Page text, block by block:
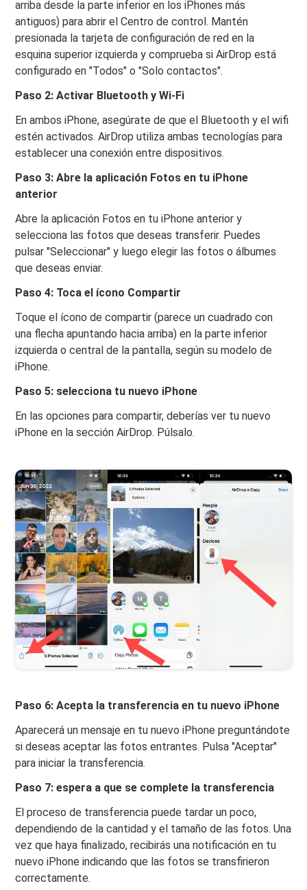
arriba desde la parte inferior en los iPhones más
antiguos) para abrir el Centro de control. Mantén
presionada la tarjeta de configuración de red en la
esquina superior izquierda y comprueba si AirDrop está
configurado en "Todos" o "Solo contactos".
Paso 2: Activar Bluetooth y Wi-Fi
En ambos iPhone, asegúrate de que el Bluetooth y el wifi
estén activados. AirDrop utiliza ambas tecnologías para
establecer una conexión entre dispositivos.
Paso 3: Abre la aplicación Fotos en tu iPhone
anterior
Abre la aplicación Fotos en tu iPhone anterior y
selecciona las fotos que deseas transferir. Puedes
pulsar "Seleccionar" y luego elegir las fotos o álbumes
que deseas enviar.
Paso 4: Toca el ícono Compartir
Toque el ícono de compartir (parece un cuadrado con
una flecha apuntando hacia arriba) en la parte inferior
izquierda o central de la pantalla, según su modelo de
iPhone.
Paso 5: selecciona tu nuevo iPhone
En las opciones para compartir, deberías ver tu nuevo
iPhone en la sección AirDrop. Púlsalo.
Paso 6: Acepta la transferencia en tu nuevo iPhone
Aparecerá un mensaje en tu nuevo iPhone preguntándote
si deseas aceptar las fotos entrantes. Pulsa "Aceptar"
para iniciar la transferencia.
Paso 7: espera a que se complete la transferencia
El proceso de transferencia puede tardar un poco,
dependiendo de la cantidad y el tamaño de las fotos. Una
vez que haya finalizado, recibirás una notificación en tu
nuevo iPhone indicando que las fotos se transfirieron
correctamente.